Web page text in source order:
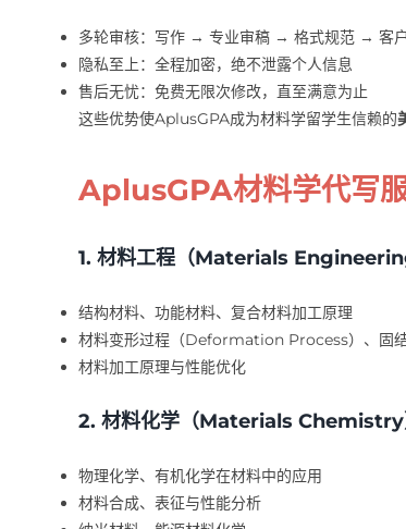
多轮审核：写作 → 专业审稿 → 格式规范 → 客
隐私至上：全程加密，绝不泄露个人信息
售后无忧：免费无限次修改，直至满意为止
这些优势使AplusGPA成为材料学留学生信赖的
AplusGPA材料学代写
1. 材料工程（Materials
结构材料、功能材料、复合材料加工原理
材料变形过程（Deformation Process）、固
材料加工原理与性能优化
2. 材料化学（Materials Chemistry
物理化学、有机化学在材料中的应用
材料合成、表征与性能分析